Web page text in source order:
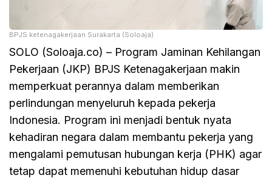
BPJS ketenagakerjaan Surakarta (Soloaja)
SOLO (Soloaja.co) – Program Jaminan Kehilangan
Pekerjaan (JKP) BPJS Ketenagakerjaan makin
memperkuat perannya dalam memberikan
perlindungan menyeluruh kepada pekerja
Indonesia. Program ini menjadi bentuk nyata
kehadiran negara dalam membantu pekerja yang
mengalami pemutusan hubungan kerja (PHK) agar
tetap dapat memenuhi kebutuhan hidup dasar